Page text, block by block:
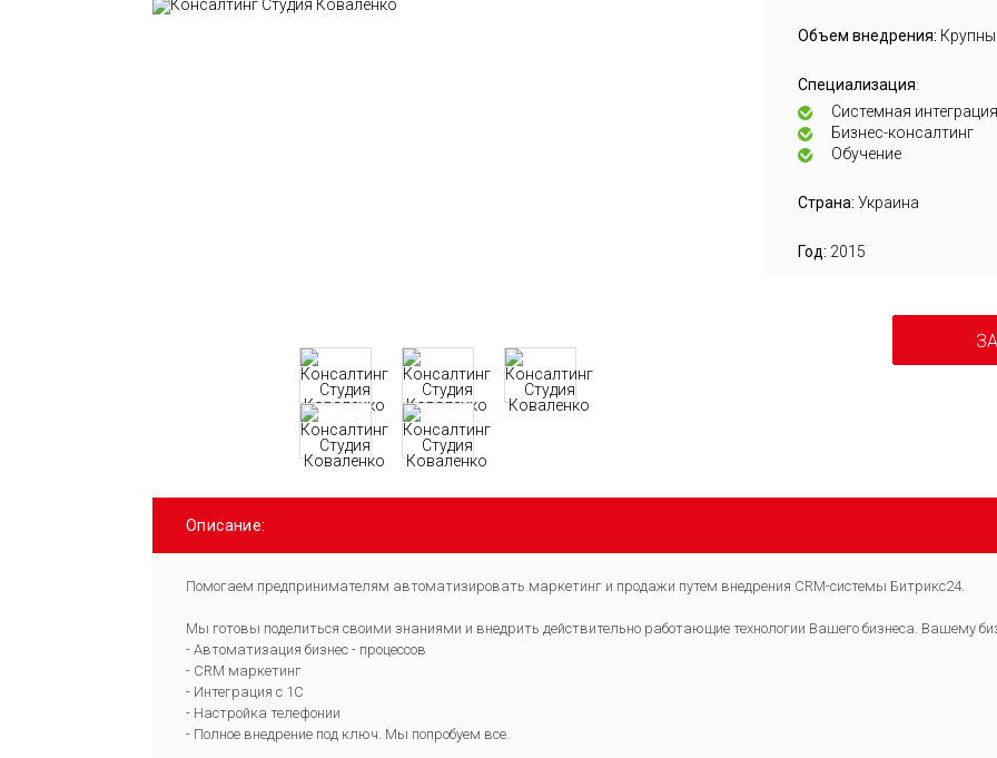
Объем внедрения:
Специализация:
Системная интеграция
Бизнес-консалтинг
Обучение
Страна: Украина
Год: 2015
Описание:
Помогаем предпринимателям автоматизировать маркетинг и продажи путем внедрения CRM-системы Битрикс24.
Мы готовы поделиться своими знаниями и внедрить действительно работающие технологии Вашего бизнеса. Вашему
- Автоматизация бизнес - процессов
- СRM маркетинг
- Интеграция с 1С
- Настройка телефонии
- Полное внедрение под ключ. Мы попробуем все.